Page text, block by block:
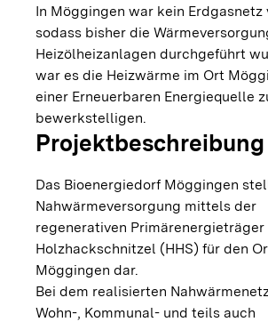
In Möggingen war kein Erdgasnetz
sodass bisher die
Heizölheizanlagen durchgeführt
war es die Heizwärme im Ort
einer Erneuerbaren Energiequelle
bewerkstelligen.
Projektbeschreibung
Das Bioenergiedorf Möggingen
Nahwärmeversorgung mittels der
regenerativen Primärenergieträger
Holzhackschnitzel (HHS) für den
Möggingen dar.
Bei dem realisierten
Wohn-, Kommunal- und teils auch